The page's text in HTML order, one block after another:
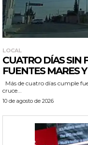
LOCAL
CUATRO DÍAS SIN
FUENTES MARES
cruce...
10 de agosto de 2026